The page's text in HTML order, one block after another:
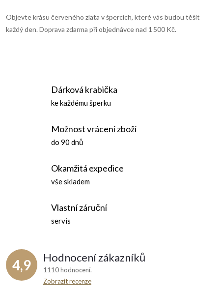
s
Objevte krásu červeného zlata v špercích, které vás budou těšit
každý den. Doprava zdarma při objednávce nad 1 500 Kč.
Dárková krabička
ke každému šperku
Možnost vrácení zboží
do 90 dnů
Okamžitá expedice
vše skladem
Vlastní záruční
servis
4,9 Hodnocení zákazníků
1110 hodnocení
Zobrazit recenze